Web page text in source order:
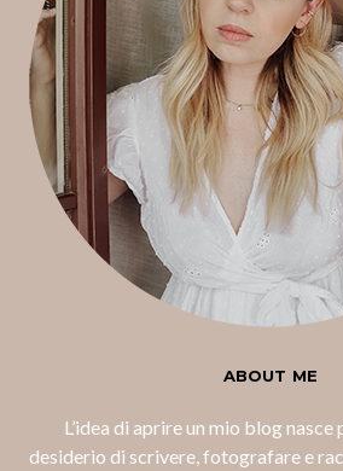
ABOUT ME
L’idea di aprire un mio blog nasce
desiderio di scrivere, fotografare e